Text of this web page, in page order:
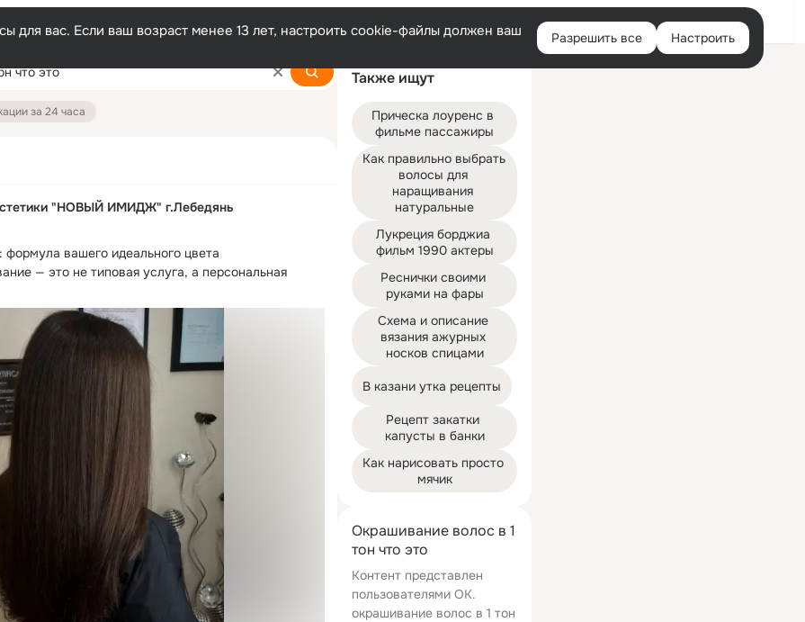
Войти
для вас. Если ваш возраст менее 13 лет, настроить cookie-файлы должен ваш
Разрешить все Настроить
Окрашивание волос в 1
тон что это
Контент представлен
пользователями ОК.
окрашивание волос в 1 тон
Также ищут
Прическа лоуренс в
фильме пассажиры
Как правильно выбрать
волосы для
наращивания
натуральные
Лукреция борджиа
фильм 1990 актеры
Реснички своими
руками на фары
Схема и описание
вязания ажурных
носков спицами
В казани утка рецепты
Рецепт закатки
капусты в банки
Как нарисовать просто
мячик
за 24 часа
"НОВЫЙ ИМИДЖ" г.Лебедянь
вашего идеального цвета
— это не типовая услуга, а персональная